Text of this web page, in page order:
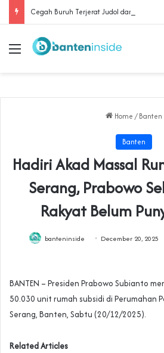
Menu
Home / Banten
Banten
Hadiri Akad Massal
Serang, Prabowo
Rakyat Belum
banteninside December 20, 2025
BANTEN – Presiden Prabowo Subianto
50.030 unit rumah subsidi di Perumahan
Serang, Banten, Sabtu (20/12/2025).
Related Articles